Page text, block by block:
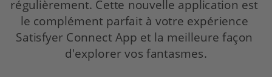
régulièrement. Cette nouvelle application est
le complément parfait à votre expérience
Satisfyer Connect App et la meilleure façon
d'explorer vos fantasmes.